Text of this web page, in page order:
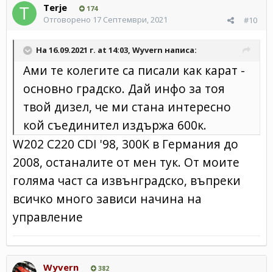
Terje 174
#10
Отговорено 17 Септември, 2021
На 16.09.2021 г. at 14:03, Wyvern написа:
Ами те колегите са писали как карат -
основно градско. Дай инфо за тоя
твой дизел, че ми стана интересно
кой съединител издържа 600к.
W202 C220 CDI '98, 300K в Германия до
2008, останалите от мен тук. От моите
голяма част са извънградско, въпреки
всичко много зависи начина на
управление
Wyvern 382